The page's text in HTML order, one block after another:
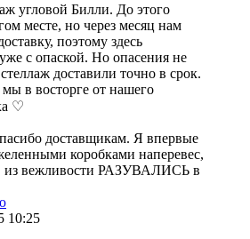
угловой Билли. До этого
месте, но через месяц нам
поэтому здесь
с опаской. Но опасения не
доставили точно в срок.
в восторге от нашего
♡
доставщикам. Я впервые
коробками наперевес,
из вежливости РАЗУВАЛИСЬ в
10:25